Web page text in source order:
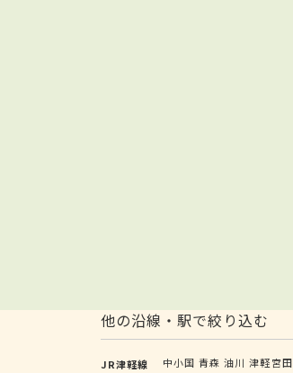
他の沿線・駅で絞り込む
JR津軽線 中小国 青森 油川 津軽宮田